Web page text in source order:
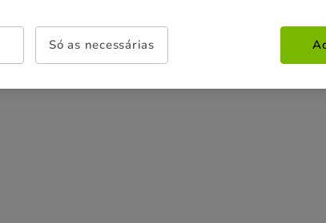
Só as necessárias